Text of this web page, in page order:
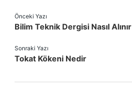
Önceki Yazı
Bilim Teknik Dergisi Nasıl Alınır
Sonraki Yazı
Tokat Kökeni Nedir